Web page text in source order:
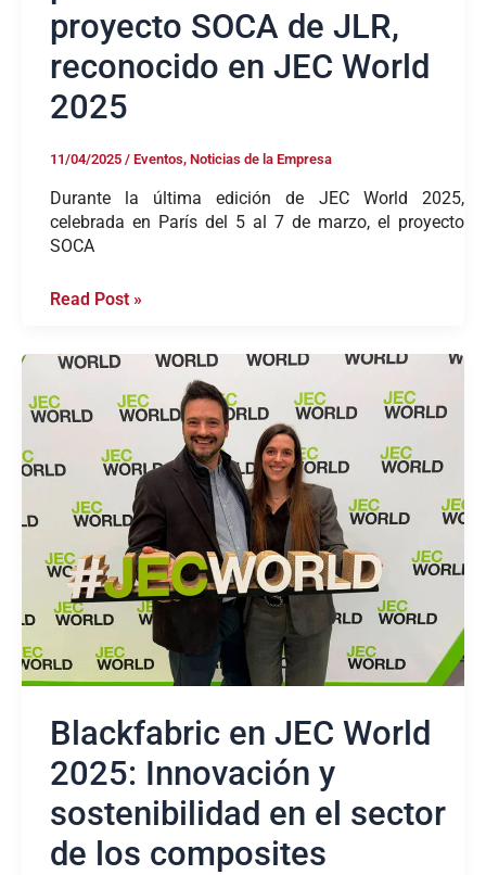
proyecto SOCA de JLR,
reconocido en JEC World
2025
11/04/2025 / Eventos, Noticias de la Empresa
Durante la última edición de JEC World 2025,
celebrada en París del 5 al 7 de marzo, el proyecto
SOCA
Read Post »
Blackfabric en JEC World
2025: Innovación y
sostenibilidad en el sector
de los composites
Blackfabric
JEC
2025:
Innovación
sostenibilidad
en
el
sector
de
composites